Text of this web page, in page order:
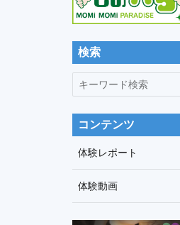
サ
ジ
中
ポ
ー
ト
ダ
リ
ー
サ
イ
ド
ー
検索
キ
ワ
ー
ド
検
索
コンテンツ
体験レポート
体験動画